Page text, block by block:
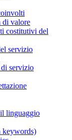
di valore
costitutivi del
servizio
di servizio
linguaggio
keywords)